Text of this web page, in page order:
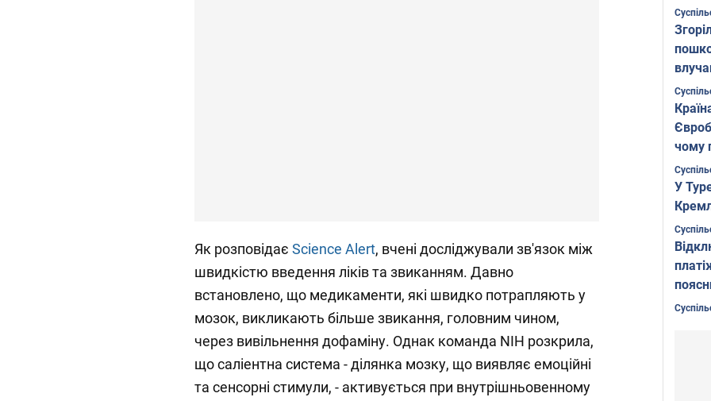
Як розповідає Science Alert, вчені досліджували зв'язок між
швидкістю введення ліків та звиканням. Давно
встановлено, що медикаменти, які швидко потрапляють у
мозок, викликають більше звикання, головним чином,
через вивільнення дофаміну. Однак команда NIH розкрила,
що саліентна система - ділянка мозку, що виявляє емоційні
та сенсорні стимули, - активується при внутрішньовенному
Фото
чому
У